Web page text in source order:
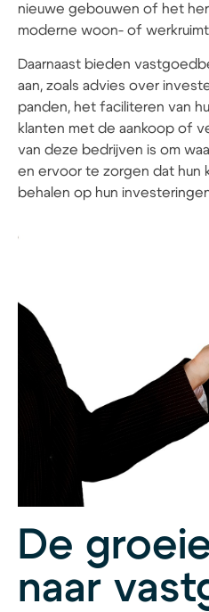
nieuwe gebouwen of het
moderne woon- of
Daarnaast bieden
aan, zoals advies over
panden, het faciliteren van
klanten met de aankoop of
van deze bedrijven is om
en ervoor te zorgen dat hun
behalen op hun
De
naar